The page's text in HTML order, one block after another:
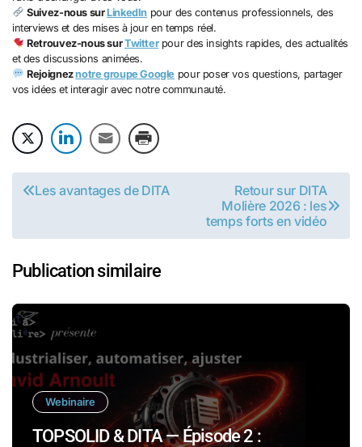
Suivez-nous sur LinkedIn pour des contenus professionnels, des
interviews et des mises à jour en temps réel.
Retrouvez-nous surTwitterpour des insights rapides, des actualités
et des discussions animées.
Rejoigneznotre groupe Google pour poser vos questions, partager
vos idées et interagir avec notre communauté.
Navigation
l’article
Les avantages de DITA
Retour sur DITA
Molière 2026 : les
temps forts en vidéo
Publication similaire
Webinaire
TOPSOLID & DITA — Épisode 2 :